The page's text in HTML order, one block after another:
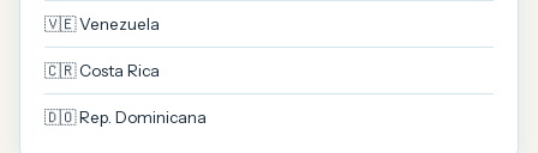
🇻🇪 Venezuela
🇨🇷 Costa Rica
🇩🇴 Rep. Dominicana